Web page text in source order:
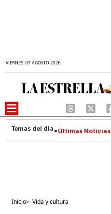
VIERNES 07 AGOSTO 2026
Últimas Noticias
Inicio> Vida y cultura